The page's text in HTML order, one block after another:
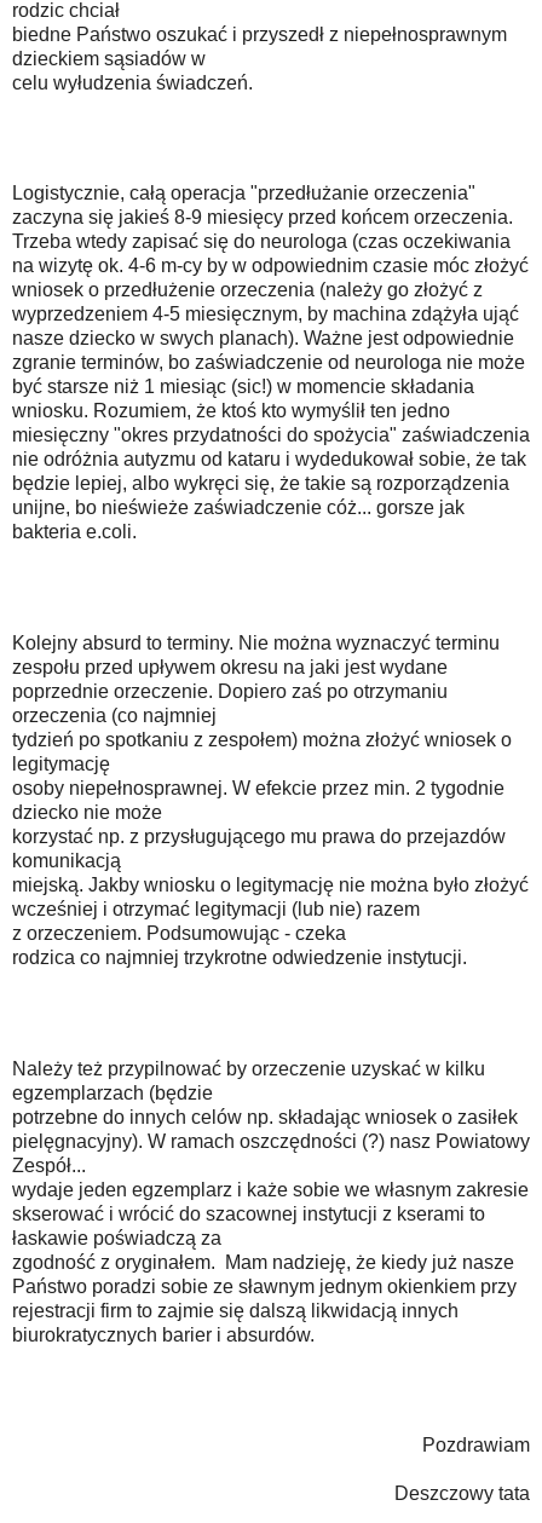
rodzic chciał
biedne Państwo oszukać i przyszedł z niepełnosprawnym
dzieckiem sąsiadów w
celu wyłudzenia świadczeń.
Logistycznie, całą operacja "przedłużanie orzeczenia"
zaczyna się jakieś 8-9 miesięcy przed końcem orzeczenia.
Trzeba wtedy zapisać się do neurologa (czas oczekiwania
na wizytę ok. 4-6 m-cy by w odpowiednim czasie móc złożyć
wniosek o przedłużenie orzeczenia (należy go złożyć z
wyprzedzeniem 4-5 miesięcznym, by machina zdążyła ująć
nasze dziecko w swych planach). Ważne jest odpowiednie
zgranie terminów, bo zaświadczenie od neurologa nie może
być starsze niż 1 miesiąc (sic!) w momencie składania
wniosku. Rozumiem, że ktoś kto wymyślił ten jedno
miesięczny "okres przydatności do spożycia" zaświadczenia
nie odróżnia autyzmu od kataru i wydedukował sobie, że tak
będzie lepiej, albo wykręci się, że takie są rozporządzenia
unijne, bo nieświeże zaświadczenie cóż... gorsze jak
bakteria e.coli.
Kolejny absurd to terminy. Nie można wyznaczyć terminu
zespołu przed upływem okresu na jaki jest wydane
poprzednie orzeczenie. Dopiero zaś po otrzymaniu
orzeczenia (co najmniej
tydzień po spotkaniu z zespołem) można złożyć wniosek o
legitymację
osoby niepełnosprawnej. W efekcie przez min. 2 tygodnie
dziecko nie może
korzystać np. z przysługującego mu prawa do przejazdów
komunikacją
miejską. Jakby wniosku o legitymację nie można było złożyć
wcześniej i otrzymać legitymacji (lub nie) razem
z orzeczeniem. Podsumowując - czeka
rodzica co najmniej trzykrotne odwiedzenie instytucji.
Należy też przypilnować by orzeczenie uzyskać w kilku
egzemplarzach (będzie
potrzebne do innych celów np. składając wniosek o zasiłek
pielęgnacyjny). W ramach oszczędności (?) nasz Powiatowy
Zespół...
wydaje jeden egzemplarz i każe sobie we własnym zakresie
skserować i wrócić do szacownej instytucji z kserami to
łaskawie poświadczą za
zgodność z oryginałem. Mam nadzieję, że kiedy już nasze
Państwo poradzi sobie ze sławnym jednym okienkiem przy
rejestracji firm to zajmie się dalszą likwidacją innych
biurokratycznych barier i absurdów.
Pozdrawiam
Deszczowy tata